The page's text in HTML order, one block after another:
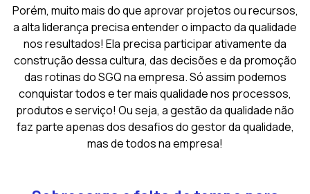
Porém, muito mais do que aprovar projetos ou recursos,
a alta liderança precisa entender o impacto da qualidade
nos resultados! Ela precisa participar ativamente da
construção dessa cultura, das decisões e da promoção
das rotinas do SGQ na empresa. Só assim podemos
conquistar todos e ter mais qualidade nos processos,
produtos e serviço! Ou seja, a gestão da qualidade não
faz parte apenas dos desafios do gestor da qualidade,
mas de todos na empresa!